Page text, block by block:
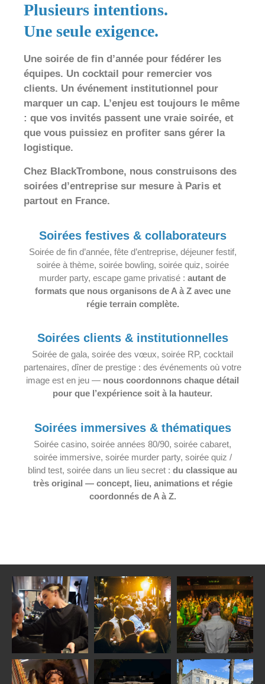
Plusieurs intentions.
Une seule exigence.
Une soirée de fin d’année pour fédérer les
équipes. Un cocktail pour remercier vos
clients. Un événement institutionnel pour
marquer un cap. L’enjeu est toujours le même
: que vos invités passent une vraie soirée, et
que vous puissiez en profiter sans gérer la
logistique.
Chez BlackTrombone, nous construisons des
soirées d’entreprise sur mesure à Paris et
partout en France.
Soirées festives & collaborateurs
Soirée de fin d’année, fête d’entreprise, déjeuner festif,
soirée à thème, soirée bowling, soirée quiz, soirée
murder party, escape game privatisé : autant de
formats que nous organisons de A à Z avec une
régie terrain complète.
Soirées clients & institutionnelles
Soirée de gala, soirée des vœux, soirée RP, cocktail
partenaires, dîner de prestige : des événements où votre
image est en jeu — nous coordonnons chaque détail
pour que l’expérience soit à la hauteur.
Soirées immersives & thématiques
Soirée casino, soirée années 80/90, soirée cabaret,
soirée immersive, soirée murder party, soirée quiz /
blind test, soirée dans un lieu secret : du classique au
très original — concept, lieu, animations et régie
coordonnés de A à Z.